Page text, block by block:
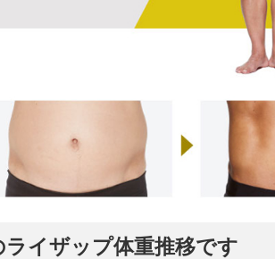
イザップ体重推移です